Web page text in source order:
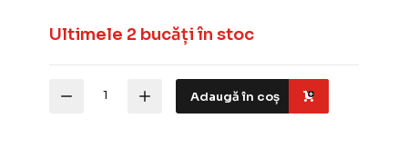
Ultimele 2 bucăți în stoc
NEW!
Adaugă în coș